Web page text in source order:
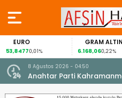
EURO
0,01%
GRAM ALTIN
6.168,060,22%
8 Ağustos 2026 - 04:50
Anahtar Parti
Afşin Teşkilatı ile buluştu.